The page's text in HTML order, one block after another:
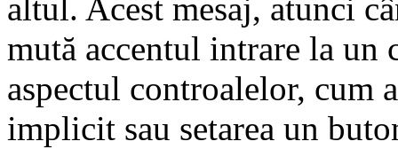
altul. Acest mesaj, atunci
mută accentul intrare la un
aspectul controalelor, cum
implicit sau setarea un